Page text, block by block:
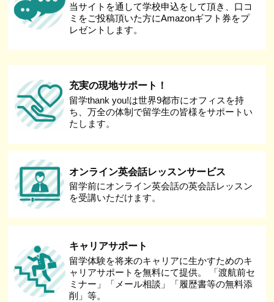
当サイトを通して学校申込をして頂き、口コ
ミをご投稿頂いた方にAmazonギフト券をプ
レゼントします。
充実の現地サポート！
留学thank you!は世界9都市にオフィスを持
ち、万全の体制で留学生の皆様をサポートい
たします。
オンライン英会話レッスンサービス
留学前にオンライン英会話の英会話レッスン
を受講いただけます。
キャリアサポート
留学体験を将来のキャリアに生かすためのキ
ャリアサポートを無料にて提供。 「渡航前セ
ミナー」「メール相談」「履歴書等の無料添
削」等。